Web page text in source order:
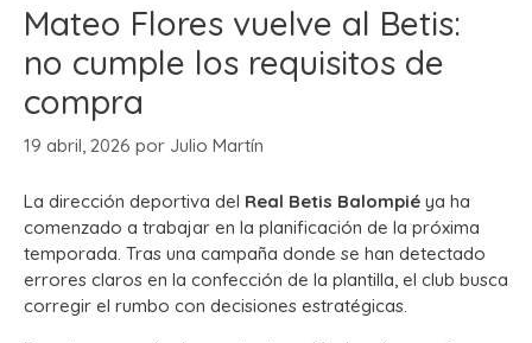
Mateo Flores vuelve al Betis:
no cumple los requisitos de
compra
19 abril, 2026 por Julio Martín
La dirección deportiva del Real Betis Balompié ya ha
comenzado a trabajar en la planificación de la próxima
temporada. Tras una campaña donde se han detectado
errores claros en la confección de la plantilla, el club busca
corregir el rumbo con decisiones estratégicas.